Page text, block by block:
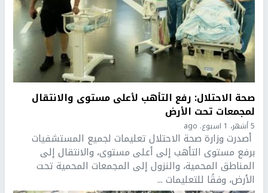
صحة الاحتلال: رفع التأهب لأعلى مستوى والانتقال
لمجمعات تحت الأرض
5 أشهر، 1 اسبوع. ago
أصدرت وزارة صحة الاحتلال تعليمات لجميع المستشفيات
برفع مستوى التأهب إلى أعلى مستوى، والانتقال إلى
المناطق المحمية، والنزول إلى المجمعات المحمية تحت
الأرض، وفقًا للتعليمات ...